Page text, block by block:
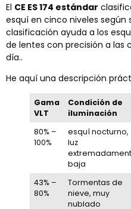
El CE ES 174 estándar
esquí en cinco niveles según
clasificación ayuda a los
de lentes con precisión a las
día..
He aquí una descripción
Gama
VLT
Condición de
iluminación
80% –
100%
esquí nocturno,
luz
baja
43% –
80%
Tormentas de
nieve, muy
nublado